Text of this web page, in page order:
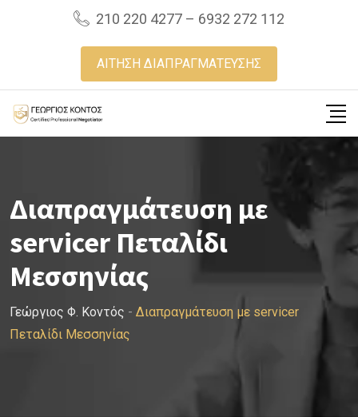
210 220 4277 – 6932 272 112
ΑΙΤΗΣΗ ΔΙΑΠΡΑΓΜΑΤΕΥΣΗΣ
Διαπραγμάτευση με
servicer Πεταλίδι
Μεσσηνίας
Γεώργιος Φ. Κοντός - Διαπραγμάτευση με servicer
Πεταλίδι Μεσσηνίας